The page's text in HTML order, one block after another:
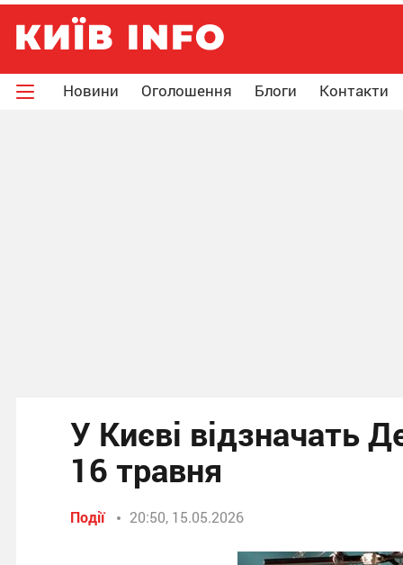
Новини Оголошення Блоги Контакти
У Києві відзначать
16 травня
Події 20:50, 15.05.2026